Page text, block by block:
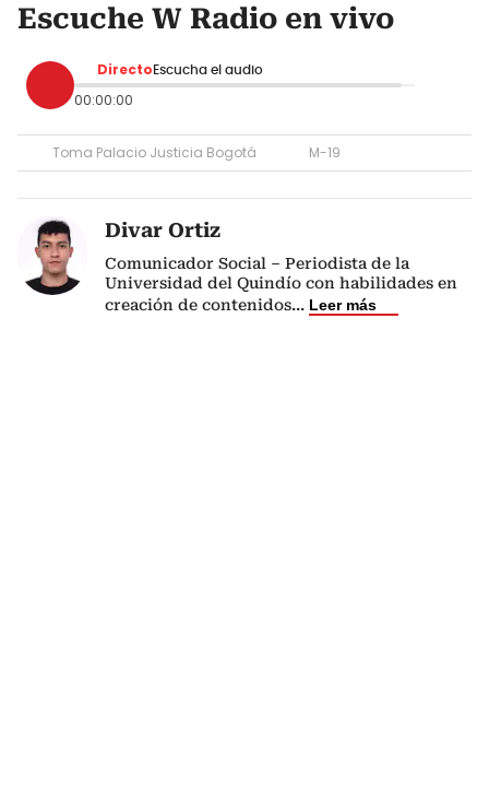
Escuche W Radio en vivo
Directo Escucha el audio
00:00:00
Toma Palacio Justicia Bogotá M-19
Divar Ortiz
Comunicador Social – Periodista de la
Universidad del Quindío con habilidades en
creación de contenidos... Leer más